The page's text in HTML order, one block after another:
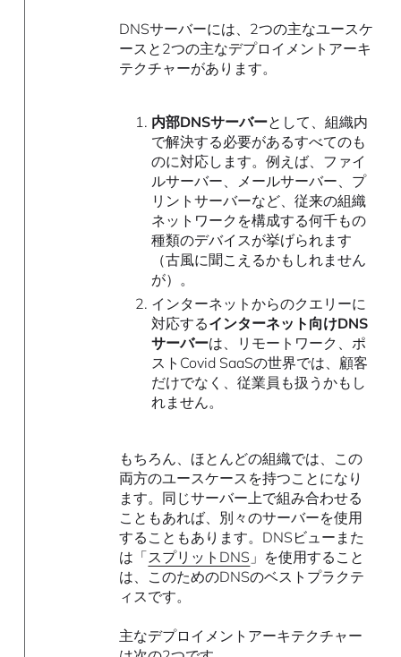
DNSサーバーには、2つの主なユースケ
ースと2つの主なデプロイメントアーキ
テクチャーがあります。
内部DNSサーバーとして、組織内
で解決する必要があるすべてのも
のに対応します。例えば、ファイ
ルサーバー、メールサーバー、プ
リントサーバーなど、従来の組織
ネットワークを構成する何千もの
種類のデバイスが挙げられます
（古風に聞こえるかもしれません
が）。
インターネットからのクエリーに
対応するインターネット向けDNS
サーバーは、リモートワーク、ポ
ストCovid SaaSの世界では、顧客
だけでなく、従業員も扱うかもし
れません。
もちろん、ほとんどの組織では、この
両方のユースケースを持つことになり
ます。同じサーバー上で組み合わせる
こともあれば、別々のサーバーを使用
することもあります。DNSビューまた
は「スプリットDNS 」を使用すること
は、このためのDNSのベストプラクテ
ィスです。
主なデプロイメントアーキテクチャー